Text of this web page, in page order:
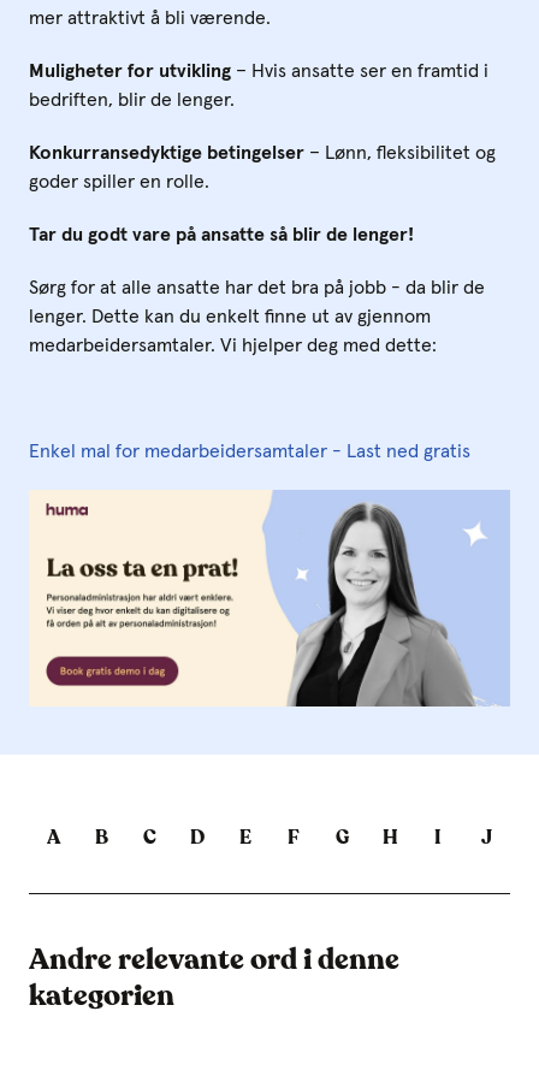
mer attraktivt å bli værende.
Muligheter for utvikling – Hvis ansatte ser en framtid i
bedriften, blir de lenger.
Konkurransedyktige betingelser – Lønn, fleksibilitet og
goder spiller en rolle.
Tar du godt vare på ansatte så blir de lenger!
Sørg for at alle ansatte har det bra på jobb - da blir de
lenger. Dette kan du enkelt finne ut av gjennom
medarbeidersamtaler. Vi hjelper deg med dette:
Enkel mal for medarbeidersamtaler - Last ned gratis
A B C D E F G H I J
Andre relevante ord i denne
kategorien